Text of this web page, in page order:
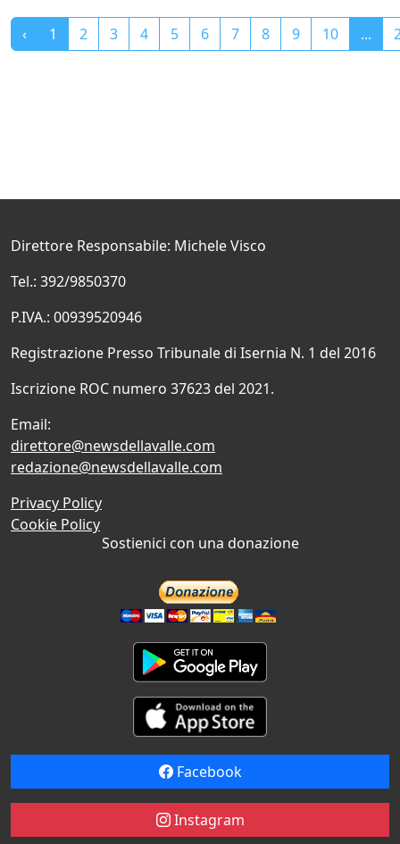
‹ 1 2 3 4 5 6 7 8 9 10 ...
Direttore Responsabile: Michele Visco
Tel.: 392/9850370
P.IVA.: 00939520946
Registrazione Presso Tribunale di Isernia N. 1 del 2016
Iscrizione ROC numero 37623 del 2021.
Email:
direttore@newsdellavalle.com
redazione@newsdellavalle.com
Privacy Policy
Cookie Policy
Sostienici con una donazione
Facebook
Instagram